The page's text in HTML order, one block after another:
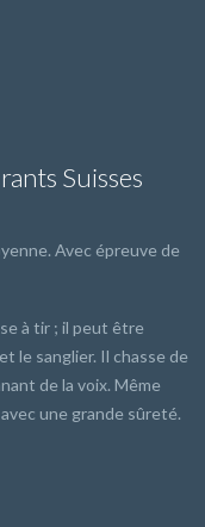
Suisses
Avec épreuve de
à tir ; il peut être
le sanglier. Il chasse de
de la voix. Même
une grande sûreté.